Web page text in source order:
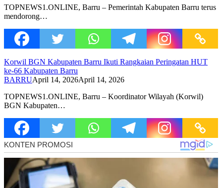
TOPNEWS1.ONLINE, Barru – Pemerintah Kabupaten Barru terus
mendorong…
Korwil BGN Kabupaten Barru Ikuti Rangkaian Peringatan HUT
ke-66 Kabupaten Barru
BARRUApril 14, 2026April 14, 2026
TOPNEWS1.ONLINE, Barru – Koordinator Wilayah (Korwil)
BGN Kabupaten…